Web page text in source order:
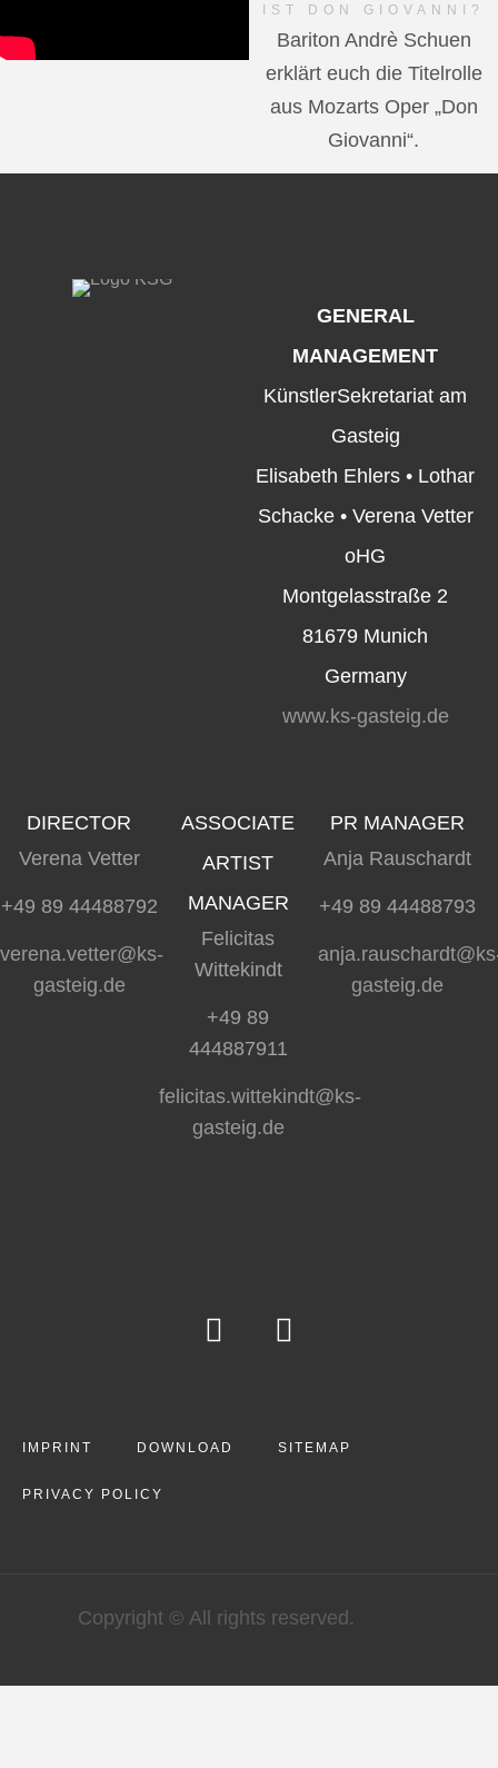
IST DON GIOVANNI?
Bariton Andrè Schuen
erklärt euch die Titelrolle
aus Mozarts Oper „Don
Giovanni“.
GENERAL
MANAGEMENT
KünstlerSekretariat am
Gasteig
Elisabeth Ehlers • Lothar
Schacke • Verena Vetter
oHG
Montgelasstraße 2
81679 Munich
Germany
www.ks-gasteig.de
DIRECTOR
Verena Vetter
+49 89 44488792
verena.vetter@ks-
gasteig.de
ASSOCIATE
ARTIST
MANAGER
Felicitas
Wittekindt
+49 89
444887911
felicitas.wittekindt@ks-
gasteig.de
PR MANAGER
Anja Rauschardt
+49 89 44488793
gasteig.de
IMPRINT DOWNLOAD SITEMAP
PRIVACY POLICY
Copyright © All rights reserved.